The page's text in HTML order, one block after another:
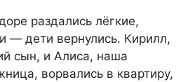
раздались лёгкие,
— дети вернулись. Кирилл,
сын, и Алиса, наша
ворвались в квартиру,